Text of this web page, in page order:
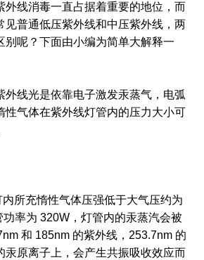
外线消毒一直占据着重要的地位，而
见普通低压紫外线和中压紫外线，两
别呢？下面由小编为简单大解释一
外线光是依靠电子激发汞蒸气，电弧
性气体在紫外线灯管内的压力大小可
所充惰性气体压强低于大气压约为
率为 320W，灯管内的汞蒸汽会被
和 185nm 的紫外线，253.7nm 的
汞原离子上，会产生共振吸收效应而